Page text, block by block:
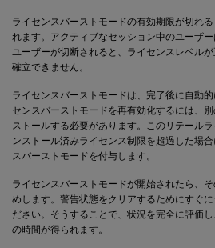
ライセンスバーストモードの有効期限が切れ
れます。アクティブなセッション中のユーザー
ユーザーが切断されると、ライセンスレベル
確立できません。
ライセンスバーストモードは、完了後に自動
センスバーストモードを再有効化するには、
ストールする必要があります。このリテール
ンストール済みライセンス制限を超過した場
スバーストモードを付与します。
ライセンスバーストモードが開始されたら、
めします。警告状態をクリアするためにすぐ
ださい。そうすることで、状況を完全に評価
の時間が得られます。